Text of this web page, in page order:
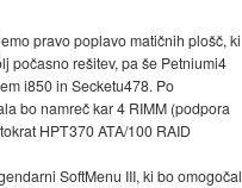
pravo poplavo matičnih plošč, ki
počasno rešitev, pa še Petniumi4
i850 in Secketu478. Po
bo namreč kar 4 RIMM (podpora
HPT370 ATA/100 RAID
SoftMenu III, ki bo omogočal